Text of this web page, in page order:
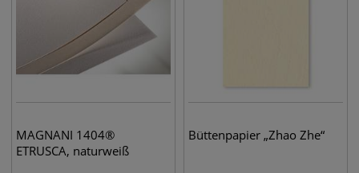
MAGNANI 1404®
ETRUSCA, naturweiß
Büttenpapier „Zhao Zhe“